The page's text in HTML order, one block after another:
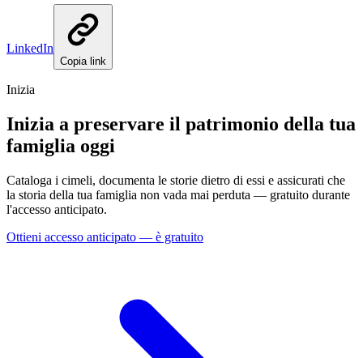
LinkedIn
Copia link
Inizia
Inizia a preservare il patrimonio della tua
famiglia oggi
Cataloga i cimeli, documenta le storie dietro di essi e assicurati che
la storia della tua famiglia non vada mai perduta — gratuito durante
l'accesso anticipato.
Ottieni accesso anticipato — è gratuito